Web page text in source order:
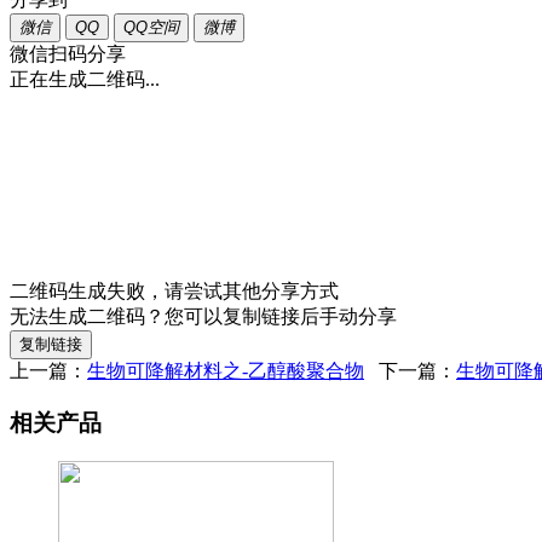
微信 QQ QQ空间 微博
微信扫码分享
正在生成二维码...
二维码生成失败，请尝试其他分享方式
无法生成二维码？您可以复制链接后手动分享
复制链接
上一篇： 生物可降解材料之-乙醇酸聚合物 下一篇： 生物可降
相关产品